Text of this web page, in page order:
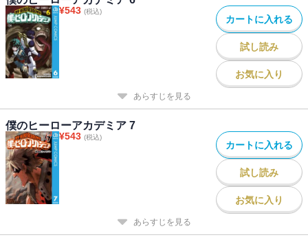
¥543 (税込)
カートに入れる
試し読み
お気に入り
あらすじを見る
僕のヒーローアカデミア 7
¥543 (税込)
カートに入れる
試し読み
お気に入り
あらすじを見る